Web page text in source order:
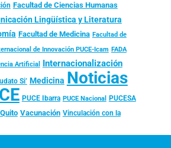
Facultad de Ciencias Humanas
Lingüística y Literatura
Facultad de Medicina Facultad de
de Innovación PUCE-Icam FADA
Artificial Internacionalización
Si’ Medicina Noticias
PUCE Ibarra PUCE Nacional
PUCESA
Quito Vacunación Vinculación con la